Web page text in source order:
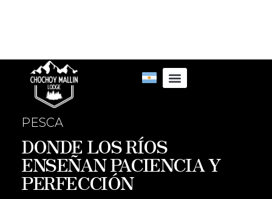
PESCA
DONDE LOS RÍOS
ENSEÑAN PACIENCIA Y
PERFECCIÓN